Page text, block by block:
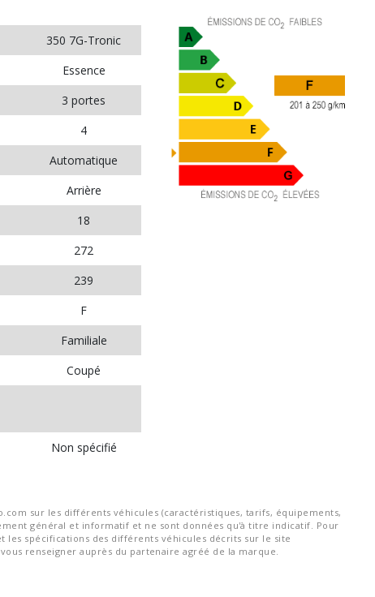
350 7G-Tronic
Essence
3 portes
4
Automatique
Arrière
18
272
239
F
Familiale
Coupé
Non spécifié
sur les différents véhicules (caractéristiques, tarifs, équipements,
général et informatif et ne sont données qu'à titre indicatif. Pour
les spécifications des différents véhicules décrits sur le site
renseigner auprès du partenaire agréé de la marque.